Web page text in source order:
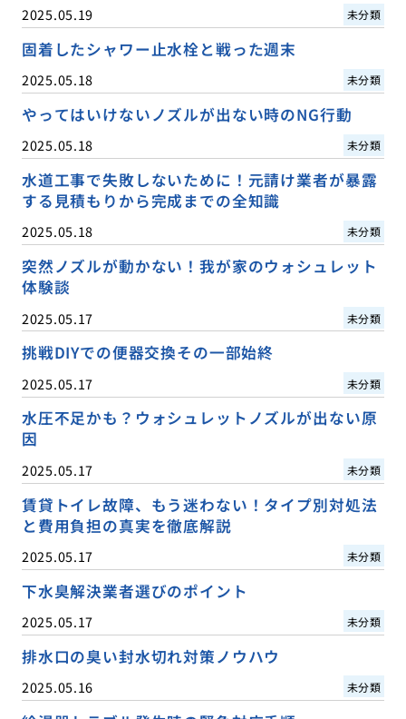
2025.05.19 未分類
固着したシャワー止水栓と戦った週末
2025.05.18 未分類
やってはいけないノズルが出ない時のNG行動
2025.05.18 未分類
水道工事で失敗しないために！元請け業者が暴露
する見積もりから完成までの全知識
2025.05.18 未分類
突然ノズルが動かない！我が家のウォシュレット
体験談
2025.05.17 未分類
挑戦DIYでの便器交換その一部始終
2025.05.17 未分類
水圧不足かも？ウォシュレットノズルが出ない原
因
2025.05.17 未分類
賃貸トイレ故障、もう迷わない！タイプ別対処法
と費用負担の真実を徹底解説
2025.05.17 未分類
下水臭解決業者選びのポイント
2025.05.17 未分類
排水口の臭い封水切れ対策ノウハウ
2025.05.16 未分類